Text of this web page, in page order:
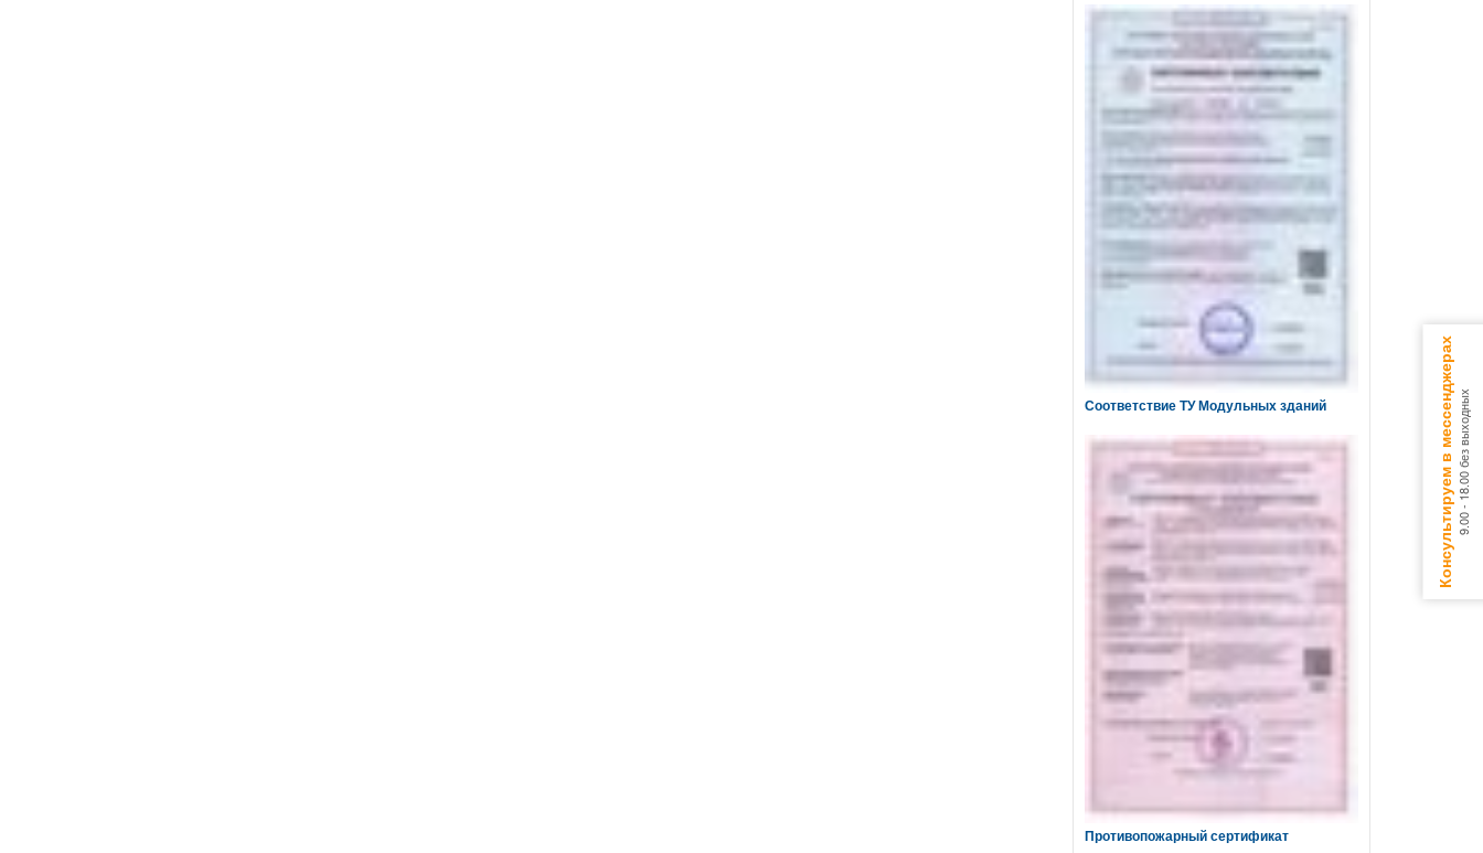
Консультируем в мессенджерах9.00 - 18.00 без выходных
Соответствие ТУ Модульных зданий
Противопожарный сертификат